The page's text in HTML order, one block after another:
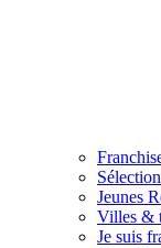
Jeunes
Villes &
Je suis